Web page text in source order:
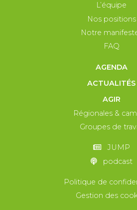
L’équipe
Nos positions
Notre
FAQ
AGENDA
ACTUALITÉS
AGIR
Régionales &
Groupes de
JUMP
podcast
Politique de
Gestion des